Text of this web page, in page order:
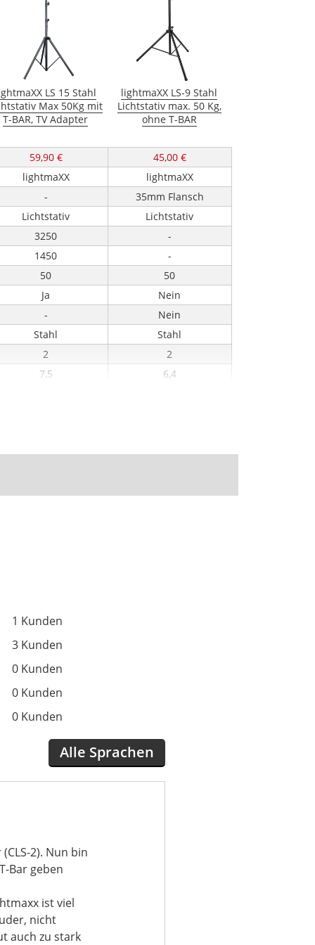
LS 15 Stahl
Max 50Kg mit
T-BAR, TV Adapter
lightmaXX LS-9 Stahl
Lichtstativ max. 50 Kg,
ohne T-BAR
59,90 €
45,00 €
lightmaXX
lightmaXX
-
35mm Flansch
Lichtstativ
Lichtstativ
3250
-
1450
-
50
50
Ja
Nein
-
Nein
Stahl
Stahl
2
2
7,5
6,4
1 Kunden
3 Kunden
0 Kunden
0 Kunden
0 Kunden
Alle Sprachen
2). Nun bin
Bar geben
ist viel
nicht
auch zu stark